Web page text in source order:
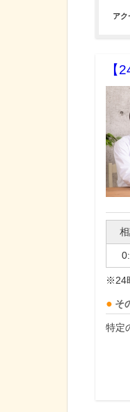
アク
【
※24
そ
特定